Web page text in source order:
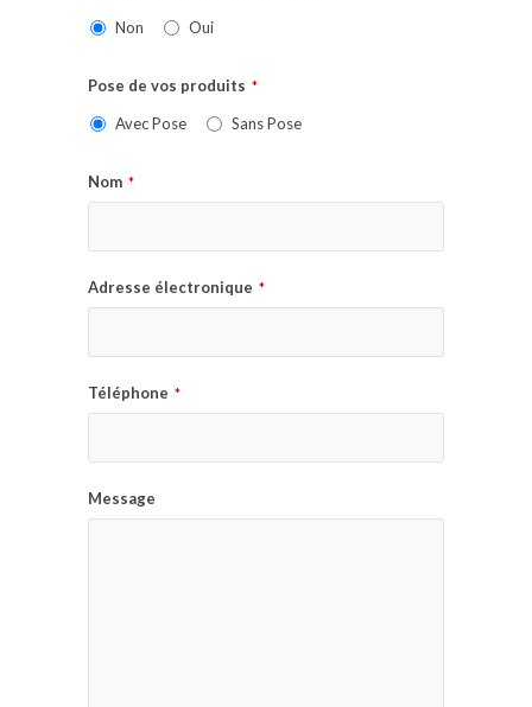
Non Oui
Pose de vos produits *
Avec Pose Sans Pose
Nom *
Adresse électronique *
Téléphone *
Message